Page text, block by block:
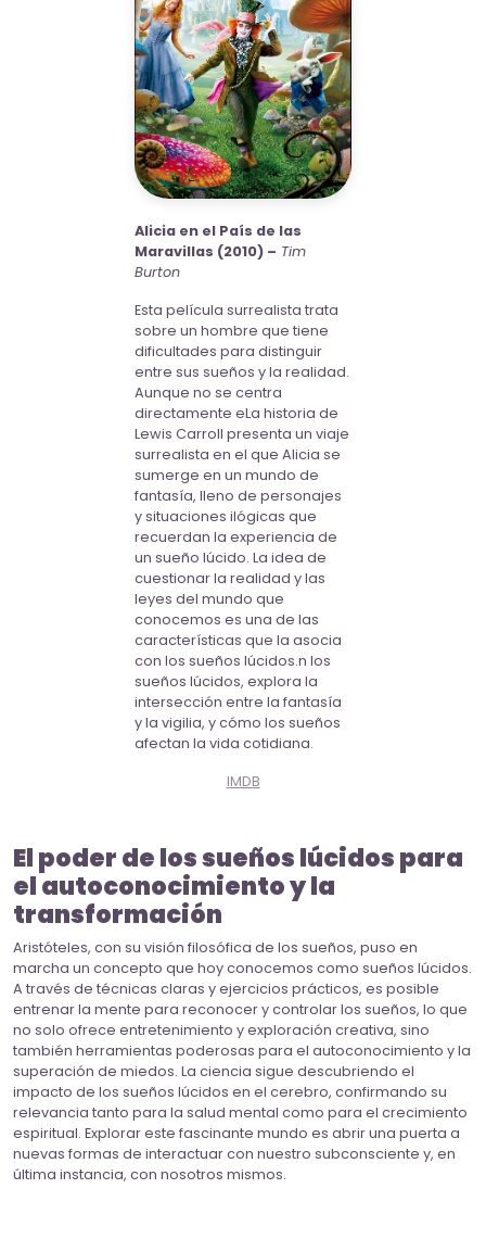
Alicia en el País de las
Maravillas (2010) – Tim
Burton
Esta película surrealista trata
sobre un hombre que tiene
dificultades para distinguir
entre sus sueños y la realidad.
Aunque no se centra
directamente eLa historia de
Lewis Carroll presenta un viaje
surrealista en el que Alicia se
sumerge en un mundo de
fantasía, lleno de personajes
y situaciones ilógicas que
recuerdan la experiencia de
un sueño lúcido. La idea de
cuestionar la realidad y las
leyes del mundo que
conocemos es una de las
características que la asocia
con los sueños lúcidos.n los
sueños lúcidos, explora la
intersección entre la fantasía
y la vigilia, y cómo los sueños
afectan la vida cotidiana.
IMDB
El poder de los sueños lúcidos para
el autoconocimiento y la
transformación
Aristóteles, con su visión filosófica de los sueños, puso en
marcha un concepto que hoy conocemos como sueños lúcidos.
A través de técnicas claras y ejercicios prácticos, es posible
entrenar la mente para reconocer y controlar los sueños, lo que
no solo ofrece entretenimiento y exploración creativa, sino
también herramientas poderosas para el autoconocimiento y la
superación de miedos. La ciencia sigue descubriendo el
impacto de los sueños lúcidos en el cerebro, confirmando su
relevancia tanto para la salud mental como para el crecimiento
espiritual. Explorar este fascinante mundo es abrir una puerta a
nuevas formas de interactuar con nuestro subconsciente y, en
última instancia, con nosotros mismos.